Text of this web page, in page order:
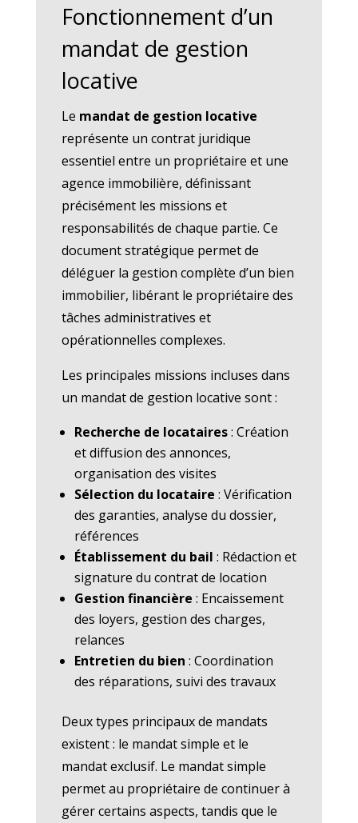
Fonctionnement d’un
mandat de gestion
locative
Le mandat de gestion locative
représente un contrat juridique
essentiel entre un propriétaire et une
agence immobilière, définissant
précisément les missions et
responsabilités de chaque partie. Ce
document stratégique permet de
déléguer la gestion complète d’un bien
immobilier, libérant le propriétaire des
tâches administratives et
opérationnelles complexes.
Les principales missions incluses dans
un mandat de gestion locative sont :
Recherche de locataires: Création
et diffusion des annonces,
organisation des visites
Sélection du locataire : Vérification
des garanties, analyse du dossier,
références
Établissement du bail : Rédaction et
signature du contrat de location
Gestion financière : Encaissement
des loyers, gestion des charges,
relances
Entretien du bien : Coordination
des réparations, suivi des travaux
Deux types principaux de mandats
existent : le mandat simple et le
mandat exclusif. Le mandat simple
permet au propriétaire de continuer à
gérer certains aspects, tandis que le